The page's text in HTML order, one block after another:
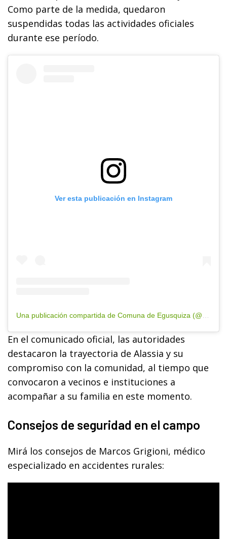
Como parte de la medida, quedaron
suspendidas todas las actividades oficiales
durante ese período.
Ver esta publicación en Instagram
Una publicación compartida de Comuna de Egusquiza (@comuna.egusquiza)
En el comunicado oficial, las autoridades
destacaron la trayectoria de Alassia y su
compromiso con la comunidad, al tiempo que
convocaron a vecinos e instituciones a
acompañar a su familia en este momento.
Consejos de seguridad en el campo
Mirá los consejos de Marcos Grigioni, médico
especializado en accidentes rurales: